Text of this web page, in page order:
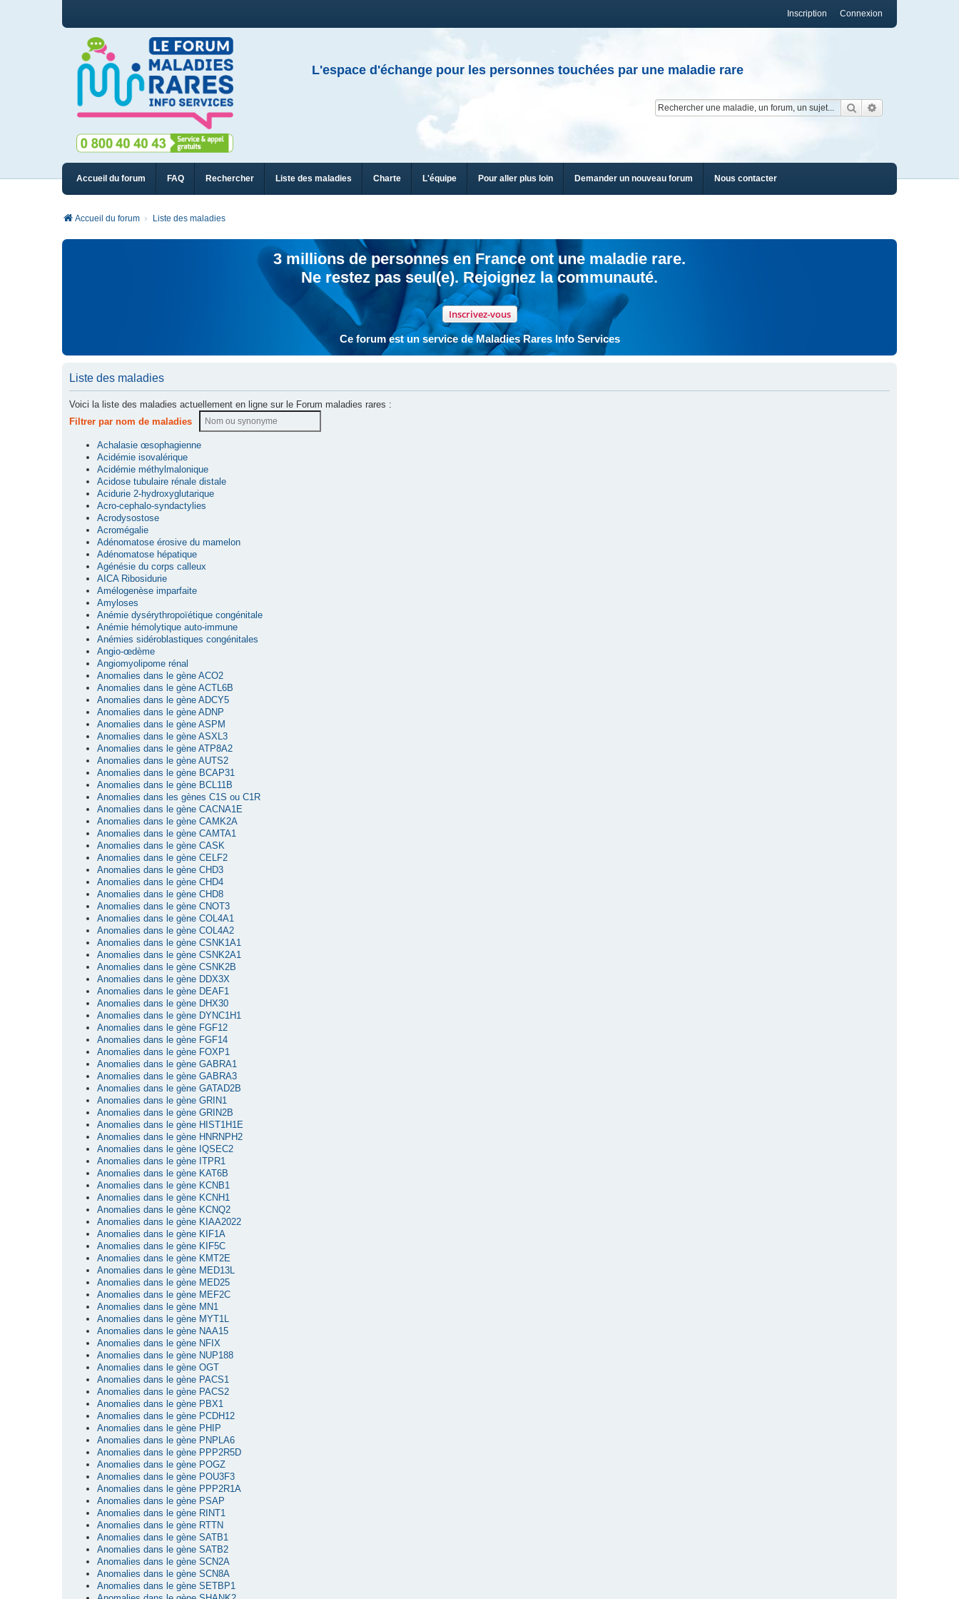
Connexion
Inscription
L'espace d'échange pour les personnes touchées par une maladie rare
Rechercher
Accueil du forum FAQ Rechercher Liste des maladies Charte L'équipe Pour aller plus loin Demander un nouveau forum Nous contacter
Accueil du forum Liste des maladies
3 millions de personnes en France ont une maladie rare.
Ne restez pas seul(e). Rejoignez la communauté.
Inscrivez-vous
Ce forum est un service de Maladies Rares Info Services
Liste des maladies
Voici la liste des maladies actuellement en ligne sur le Forum maladies rares :
Filtrer par nom de maladies
Achalasie œsophagienne
Acidémie isovalérique
Acidémie méthylmalonique
Acidose tubulaire rénale distale
Acidurie 2-hydroxyglutarique
Acro-cephalo-syndactylies
Acrodysostose
Acromégalie
Adénomatose érosive du mamelon
Adénomatose hépatique
Agénésie du corps calleux
AICA Ribosidurie
Amélogenèse imparfaite
Amyloses
Anémie dysérythropoïétique congénitale
Anémie hémolytique auto-immune
Anémies sidéroblastiques congénitales
Angio-œdème
Angiomyolipome rénal
Anomalies dans le gène ACO2
Anomalies dans le gène ACTL6B
Anomalies dans le gène ADCY5
Anomalies dans le gène ADNP
Anomalies dans le gène ASPM
Anomalies dans le gène ASXL3
Anomalies dans le gène ATP8A2
Anomalies dans le gène AUTS2
Anomalies dans le gène BCAP31
Anomalies dans le gène BCL11B
Anomalies dans les gènes C1S ou C1R
Anomalies dans le gène CACNA1E
Anomalies dans le gène CAMK2A
Anomalies dans le gène CAMTA1
Anomalies dans le gène CASK
Anomalies dans le gène CELF2
Anomalies dans le gène CHD3
Anomalies dans le gène CHD4
Anomalies dans le gène CHD8
Anomalies dans le gène CNOT3
Anomalies dans le gène COL4A1
Anomalies dans le gène COL4A2
Anomalies dans le gène CSNK1A1
Anomalies dans le gène CSNK2A1
Anomalies dans le gène CSNK2B
Anomalies dans le gène DDX3X
Anomalies dans le gène DEAF1
Anomalies dans le gène DHX30
Anomalies dans le gène DYNC1H1
Anomalies dans le gène FGF12
Anomalies dans le gène FGF14
Anomalies dans le gène FOXP1
Anomalies dans le gène GABRA1
Anomalies dans le gène GABRA3
Anomalies dans le gène GATAD2B
Anomalies dans le gène GRIN1
Anomalies dans le gène GRIN2B
Anomalies dans le gène HIST1H1E
Anomalies dans le gène HNRNPH2
Anomalies dans le gène IQSEC2
Anomalies dans le gène ITPR1
Anomalies dans le gène KAT6B
Anomalies dans le gène KCNB1
Anomalies dans le gène KCNH1
Anomalies dans le gène KCNQ2
Anomalies dans le gène KIAA2022
Anomalies dans le gène KIF1A
Anomalies dans le gène KIF5C
Anomalies dans le gène KMT2E
Anomalies dans le gène MED13L
Anomalies dans le gène MED25
Anomalies dans le gène MEF2C
Anomalies dans le gène MN1
Anomalies dans le gène MYT1L
Anomalies dans le gène NAA15
Anomalies dans le gène NFIX
Anomalies dans le gène NUP188
Anomalies dans le gène OGT
Anomalies dans le gène PACS1
Anomalies dans le gène PACS2
Anomalies dans le gène PBX1
Anomalies dans le gène PCDH12
Anomalies dans le gène PHIP
Anomalies dans le gène PNPLA6
Anomalies dans le gène PPP2R5D
Anomalies dans le gène POGZ
Anomalies dans le gène POU3F3
Anomalies dans le gène PPP2R1A
Anomalies dans le gène PSAP
Anomalies dans le gène RINT1
Anomalies dans le gène RTTN
Anomalies dans le gène SATB1
Anomalies dans le gène SATB2
Anomalies dans le gène SCN2A
Anomalies dans le gène SCN8A
Anomalies dans le gène SETBP1